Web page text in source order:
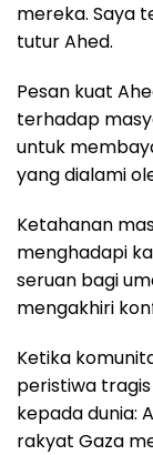
mereka. Saya
tutur Ahed.
Pesan kuat
terhadap
untuk
yang dialami
Ketahanan
menghadapi
seruan bagi
mengakhiri
Ketika
peristiwa
kepada dunia:
rakyat Gaza